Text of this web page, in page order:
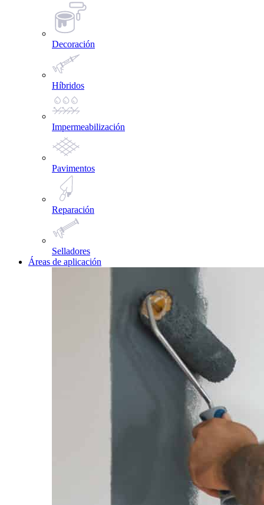
Decoración
Híbridos
Impermeabilización
Pavimentos
Reparación
Selladores
Áreas de aplicación